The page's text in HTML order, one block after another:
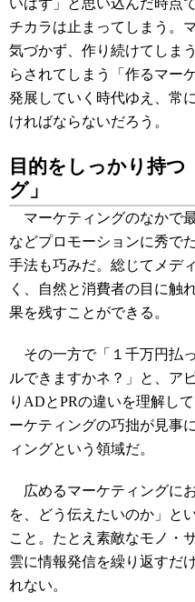
いはず」と思い込んだ時点
チカラは止まってしまう。
気づかず、作り続けてしま
らされてしまう「作るマー
発展していく時代ゆえ、常
ければならないだろう。
目的をしっかり持
グ」
マーケティングのなかで
などプロモーションに秀で
手法も巧みだ。総じてメデ
く、自然と消費者の目に触
果を残すことができる。
その一方で「１千万円払
ルできますかネ？」と、ア
りADとPRの違いを理解し
ーケティングの巧拙が見事
ィングという領域だ。
広めるマーケティングに
を、どう伝えたいのか」と
こと。たとえ素敵なモノ・
雲に情報発信を繰り返すだ
れない。